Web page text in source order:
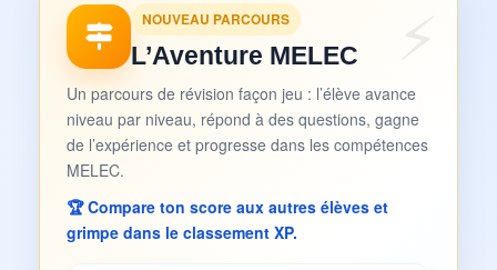
NOUVEAU PARCOURS
L’Aventure MELEC
Un parcours de révision façon jeu : l’élève avance
niveau par niveau, répond à des questions, gagne
de l’expérience et progresse dans les compétences
MELEC.
🏆 Compare ton score aux autres élèves et
grimpe dans le classement XP.